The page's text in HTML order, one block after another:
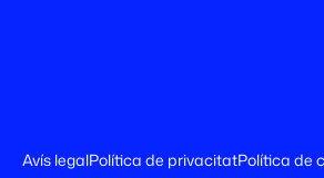
Avís legalPolítica de privacitatPolítica de